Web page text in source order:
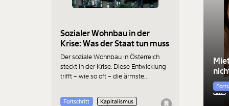
Sozialer Wohnbau in der
Krise: Was der Staat tun muss
Der soziale Wohnbau in Österreich
steckt in der Krise. Diese Entwicklung
trifft – wie so oft – die ärmste
kann die Regierung darauf antworten?
Fortschritt Kapitalismus